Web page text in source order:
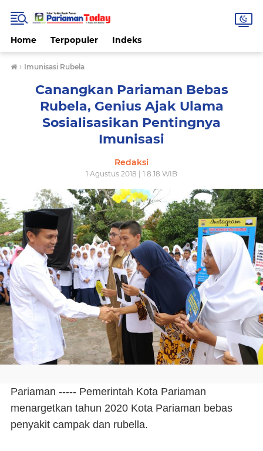
Home Terpopuler Indeks
› Imunisasi Rubela
Canangkan Pariaman Bebas
Rubela, Genius Ajak Ulama
Sosialisasikan Pentingnya
Imunisasi
Redaksi
1 Agustus 2018 | 1.8.18 WIB
Pariaman ----- Pemerintah Kota Pariaman
menargetkan tahun 2020 Kota Pariaman bebas
penyakit campak dan rubella.